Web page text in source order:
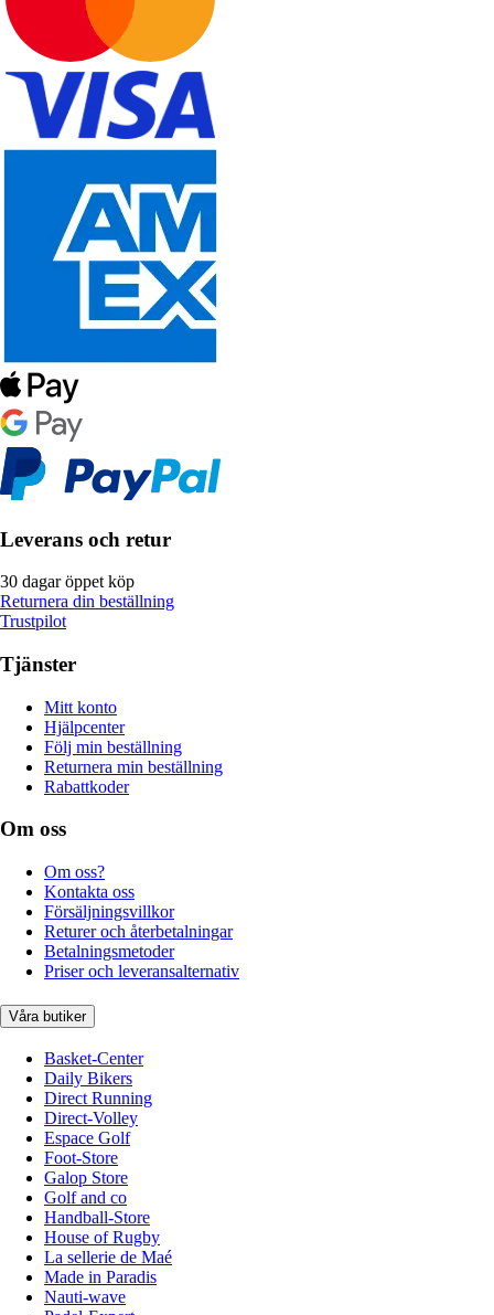
Leverans och retur
30 dagar öppet köp
Returnera din beställning
Trustpilot
Tjänster
Mitt konto
Hjälpcenter
Följ min beställning
Returnera min beställning
Rabattkoder
Om oss
Om oss?
Kontakta oss
Försäljningsvillkor
Returer och återbetalningar
Betalningsmetoder
Priser och leveransalternativ
Våra butiker
Basket-Center
Daily Bikers
Direct Running
Direct-Volley
Espace Golf
Foot-Store
Galop Store
Golf and co
Handball-Store
House of Rugby
La sellerie de Maé
Made in Paradis
Nauti-wave